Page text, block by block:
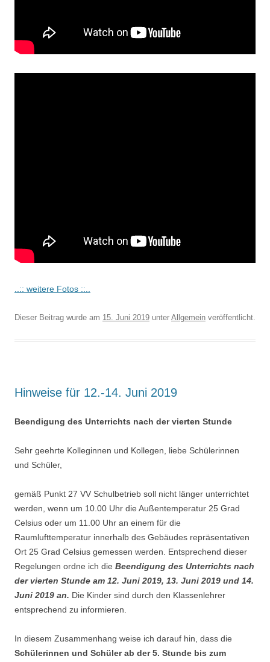
..:: weitere Fotos ::..
Dieser Beitrag wurde am 15. Juni 2019 unter Allgemein veröffentlicht.
Hinweise für 12.-14. Juni 2019
Beendigung des Unterrichts nach der vierten Stunde
Sehr geehrte Kolleginnen und Kollegen, liebe Schülerinnen
und Schüler,
gemäß Punkt 27 VV Schulbetrieb soll nicht länger unterrichtet
werden, wenn um 10.00 Uhr die Außentemperatur 25 Grad
Celsius oder um 11.00 Uhr an einem für die
Raumlufttemperatur innerhalb des Gebäudes repräsentativen
Ort 25 Grad Celsius gemessen werden. Entsprechend dieser
Regelungen ordne ich die Beendigung des Unterrichts nach
der vierten Stunde am 12. Juni 2019, 13. Juni 2019 und 14.
Juni 2019 an. Die Kinder sind durch den Klassenlehrer
entsprechend zu informieren.
In diesem Zusammenhang weise ich darauf hin, dass die
Schülerinnen und Schüler ab der 5. Stunde bis zum